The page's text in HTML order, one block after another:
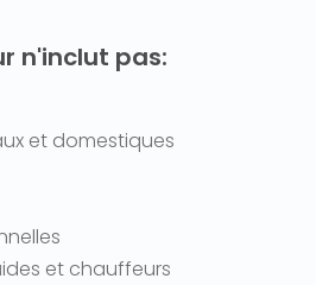
n'inclut pas:
et domestiques
et chauffeurs